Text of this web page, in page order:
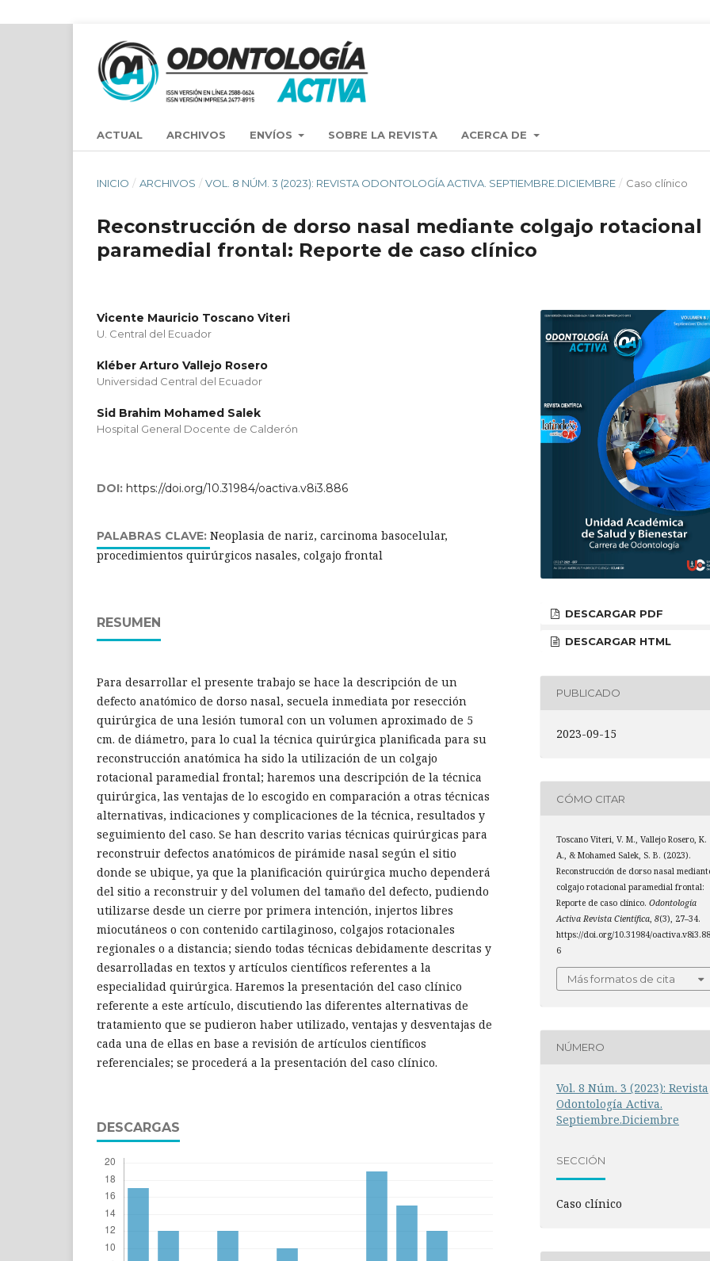
ACTUAL ARCHIVOS ENVÍOS SOBRE LA REVISTA ACERCA DE
INICIO / ARCHIVOS / VOL. 8 NÚM. 3 (2023): REVISTA ODONTOLOGÍA ACTIVA. SEPTIEMBRE.DICIEMBRE / Caso clínico
Reconstrucción de dorso nasal mediante colgajo rotacional
paramedial frontal: Reporte de caso clínico
Vicente Mauricio Toscano Viteri
U. Central del Ecuador
Kléber Arturo Vallejo Rosero
Universidad Central del Ecuador
Sid Brahim Mohamed Salek
Hospital General Docente de Calderón
DOI: https://doi.org/10.31984/oactiva.v8i3.886
PALABRAS CLAVE: Neoplasia de nariz, carcinoma basocelular,
procedimientos quirúrgicos nasales, colgajo frontal
RESUMEN
Para desarrollar el presente trabajo se hace la descripción de un
defecto anatómico de dorso nasal, secuela inmediata por resección
quirúrgica de una lesión tumoral con un volumen aproximado de 5
cm. de diámetro, para lo cual la técnica quirúrgica planificada para su
reconstrucción anatómica ha sido la utilización de un colgajo
rotacional paramedial frontal; haremos una descripción de la técnica
quirúrgica, las ventajas de lo escogido en comparación a otras técnicas
alternativas, indicaciones y complicaciones de la técnica, resultados y
seguimiento del caso. Se han descrito varias técnicas quirúrgicas para
reconstruir defectos anatómicos de pirámide nasal según el sitio
donde se ubique, ya que la planificación quirúrgica mucho dependerá
del sitio a reconstruir y del volumen del tamaño del defecto, pudiendo
utilizarse desde un cierre por primera intención, injertos libres
miocutáneos o con contenido cartilaginoso, colgajos rotacionales
regionales o a distancia; siendo todas técnicas debidamente descritas y
desarrolladas en textos y artículos científicos referentes a la
especialidad quirúrgica. Haremos la presentación del caso clínico
referente a este artículo, discutiendo las diferentes alternativas de
tratamiento que se pudieron haber utilizado, ventajas y desventajas de
cada una de ellas en base a revisión de artículos científicos
referenciales; se procederá a la presentación del caso clínico.
DESCARGAS
DESCARGAR PDF
DESCARGAR HTML
PUBLICADO
2023-09-15
CÓMO CITAR
Toscano Viteri, V. M., Vallejo Rosero, K.
A., & Mohamed Salek, S. B. (2023).
Reconstrucción de dorso nasal
colgajo rotacional paramedial frontal:
Reporte de caso clínico.Odontología
Activa Revista Científica,8(3), 27–34.
https://doi.org/10.31984/
6
Más formatos de cita
NÚMERO
Vol. 8 Núm. 3 (2023): Revista
Odontología Activa.
Septiembre.Diciembre
SECCIÓN
Caso clínico